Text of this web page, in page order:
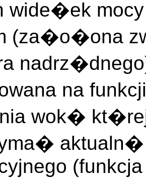
wide�ek
(za�o�ona
na
wok�